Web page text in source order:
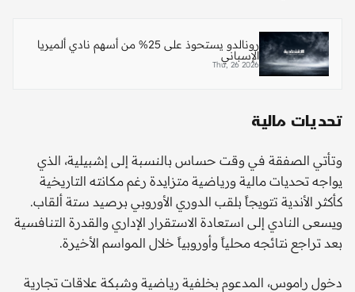
رونالدو يستحوذ على 25% من أسهم نادي ألميريا
الإسباني
Thu, 26 2026
تحديات مالية
وتأتي الصفقة في وقت حساس بالنسبة إلى إشبيلية، الذي
يواجه تحديات مالية ورياضية متزايدة رغم مكانته التاريخية
كأكثر الأندية تتويجاً بلقب الدوري الأوروبي برصيد ستة ألقاب.
ويسعى النادي إلى استعادة الاستقرار الإداري والقدرة التنافسية
بعد تراجع نتائجه محلياً وأوروبياً خلال المواسم الأخيرة.
دخول راموس، المدعوم بخلفية رياضية وشبكة علاقات تجارية